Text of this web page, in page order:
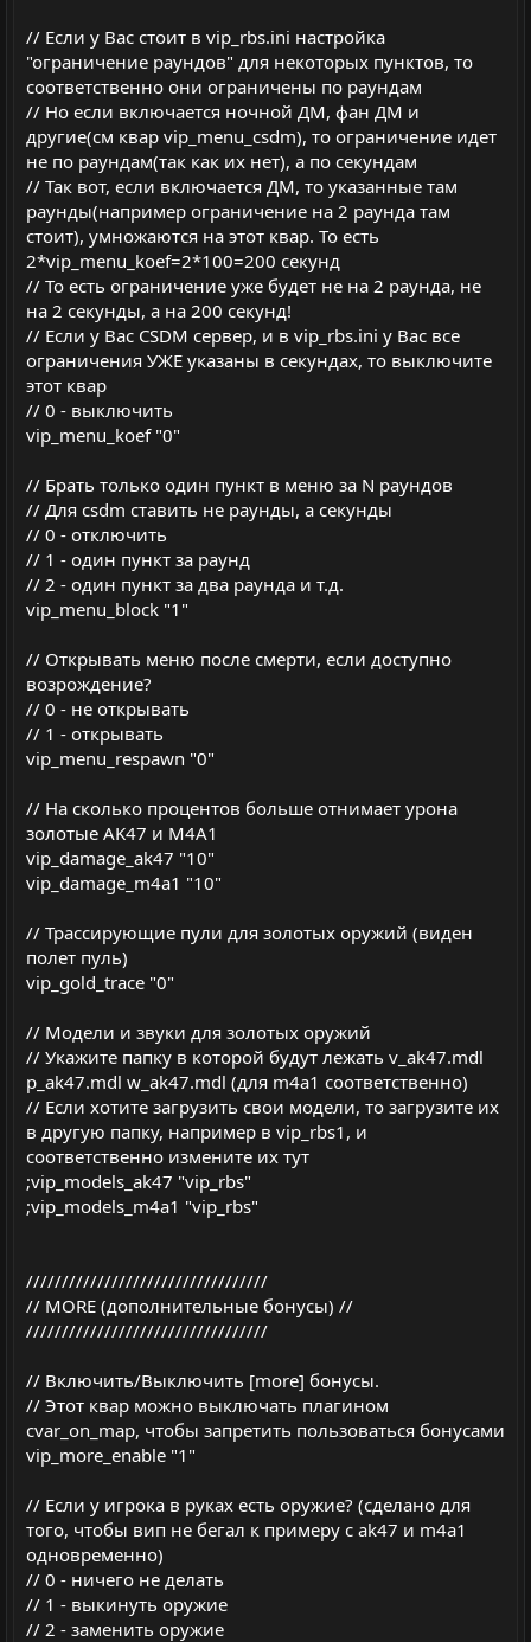
// Если у Вас стоит в vip_rbs.ini настройка
"ограничение раундов" для некоторых пунктов, то
соответственно они ограничены по раундам
// Но если включается ночной ДМ, фан ДМ и
другие(см квар vip_menu_csdm), то ограничение идет
не по раундам(так как их нет), а по секундам
// Так вот, если включается ДМ, то указанные там
раунды(например ограничение на 2 раунда там
стоит), умножаются на этот квар. То есть
2*vip_menu_koef=2*100=200 секунд
// То есть ограничение уже будет не на 2 раунда, не
на 2 секунды, а на 200 секунд!
// Если у Вас CSDM сервер, и в vip_rbs.ini у Вас все
ограничения УЖЕ указаны в секундах, то выключите
этот квар
// 0 - выключить
vip_menu_koef "0"
// Брать только один пункт в меню за N раундов
// Для csdm ставить не раунды, а секунды
// 0 - отключить
// 1 - один пункт за раунд
// 2 - один пункт за два раунда и т.д.
vip_menu_block "1"
// Открывать меню после смерти, если доступно
возрождение?
// 0 - не открывать
// 1 - открывать
vip_menu_respawn "0"
// На сколько процентов больше отнимает урона
золотые AK47 и M4A1
vip_damage_ak47 "10"
vip_damage_m4a1 "10"
// Трассирующие пули для золотых оружий (виден
полет пуль)
vip_gold_trace "0"
// Модели и звуки для золотых оружий
// Укажите папку в которой будут лежать v_ak47.mdl
p_ak47.mdl w_ak47.mdl (для m4a1 соответственно)
// Если хотите загрузить свои модели, то загрузите их
в другую папку, например в vip_rbs1, и
соответственно измените их тут
;vip_models_ak47 "vip_rbs"
;vip_models_m4a1 "vip_rbs"
//////////////////////////////////
// MORE (дополнительные бонусы) //
//////////////////////////////////
// Включить/Выключить [more] бонусы.
// Этот квар можно выключать плагином
cvar_on_map, чтобы запретить пользоваться бонусами
vip_more_enable "1"
// Если у игрока в руках есть оружие? (сделано для
того, чтобы вип не бегал к примеру с ak47 и m4a1
одновременно)
// 0 - ничего не делать
// 1 - выкинуть оружие
// 2 - заменить оружие